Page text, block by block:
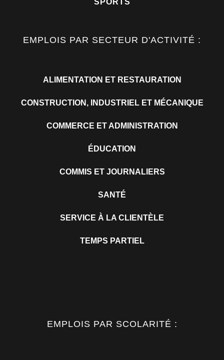
EMPLOIS PAR SECTEUR D'ACTIVITÉ :
ALIMENTATION ET RESTAURATION
CONSTRUCTION, INDUSTRIEL ET MÉCANIQUE
COMMERCE ET ADMINISTRATION
ÉDUCATION
COMMIS ET JOURNALIERS
SANTÉ
SERVICE À LA CLIENTÈLE
TEMPS PARTIEL
EMPLOIS PAR SCOLARITÉ :